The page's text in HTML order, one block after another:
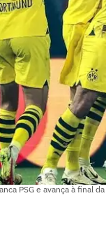
PSG e avança à final